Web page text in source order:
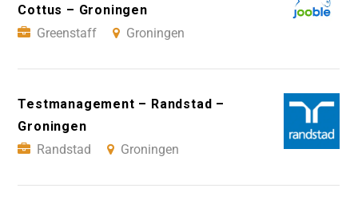
Cottus – Groningen
Greenstaff
Groningen
Testmanagement – Randstad –
Groningen
Randstad
Groningen